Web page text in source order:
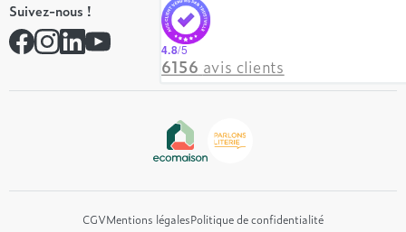
Rejoindre notre réseau
Contactez-nous
André Renault
Simmons
Hôtel & Lodge
Suivez-nous !
4.8/5
6156 avis clients
CGVMentions légalesPolitique de confidentialité